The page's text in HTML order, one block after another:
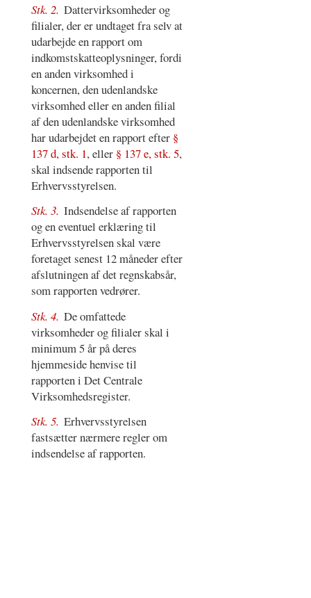
Stk. 2. Dattervirksomheder og
filialer, der er undtaget fra selv at
udarbejde en rapport om
indkomstskatteoplysninger, fordi
en anden virksomhed i
koncernen, den udenlandske
virksomhed eller en anden filial
af den udenlandske virksomhed
har udarbejdet en rapport efter §
137 d, stk. 1, eller § 137 e, stk. 5,
skal indsende rapporten til
Erhvervsstyrelsen.
Stk. 3. Indsendelse af rapporten
og en eventuel erklæring til
Erhvervsstyrelsen skal være
foretaget senest 12 måneder efter
afslutningen af det regnskabsår,
som rapporten vedrører.
Stk. 4. De omfattede
virksomheder og filialer skal i
minimum 5 år på deres
hjemmeside henvise til
rapporten i Det Centrale
Virksomhedsregister.
Stk. 5. Erhvervsstyrelsen
fastsætter nærmere regler om
indsendelse af rapporten.